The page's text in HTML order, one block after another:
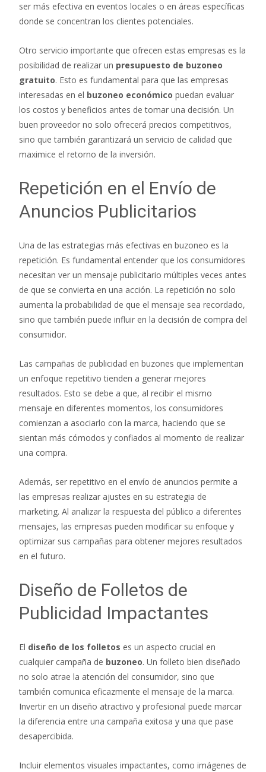
ser más efectiva en eventos locales o en áreas específicas
donde se concentran los clientes potenciales.
Otro servicio importante que ofrecen estas empresas es la
posibilidad de realizar un presupuesto de buzoneo
gratuito. Esto es fundamental para que las empresas
interesadas en el buzoneo económico puedan evaluar
los costos y beneficios antes de tomar una decisión. Un
buen proveedor no solo ofrecerá precios competitivos,
sino que también garantizará un servicio de calidad que
maximice el retorno de la inversión.
Repetición en el Envío de
Anuncios Publicitarios
Una de las estrategias más efectivas en buzoneo es la
repetición. Es fundamental entender que los consumidores
necesitan ver un mensaje publicitario múltiples veces antes
de que se convierta en una acción. La repetición no solo
aumenta la probabilidad de que el mensaje sea recordado,
sino que también puede influir en la decisión de compra del
consumidor.
Las campañas de publicidad en buzones que implementan
un enfoque repetitivo tienden a generar mejores
resultados. Esto se debe a que, al recibir el mismo
mensaje en diferentes momentos, los consumidores
comienzan a asociarlo con la marca, haciendo que se
sientan más cómodos y confiados al momento de realizar
una compra.
Además, ser repetitivo en el envío de anuncios permite a
las empresas realizar ajustes en su estrategia de
marketing. Al analizar la respuesta del público a diferentes
mensajes, las empresas pueden modificar su enfoque y
optimizar sus campañas para obtener mejores resultados
en el futuro.
Diseño de Folletos de
Publicidad Impactantes
El diseño de los folletos es un aspecto crucial en
cualquier campaña de buzoneo. Un folleto bien diseñado
no solo atrae la atención del consumidor, sino que
también comunica eficazmente el mensaje de la marca.
Invertir en un diseño atractivo y profesional puede marcar
la diferencia entre una campaña exitosa y una que pase
desapercibida.
Incluir elementos visuales impactantes, como imágenes de